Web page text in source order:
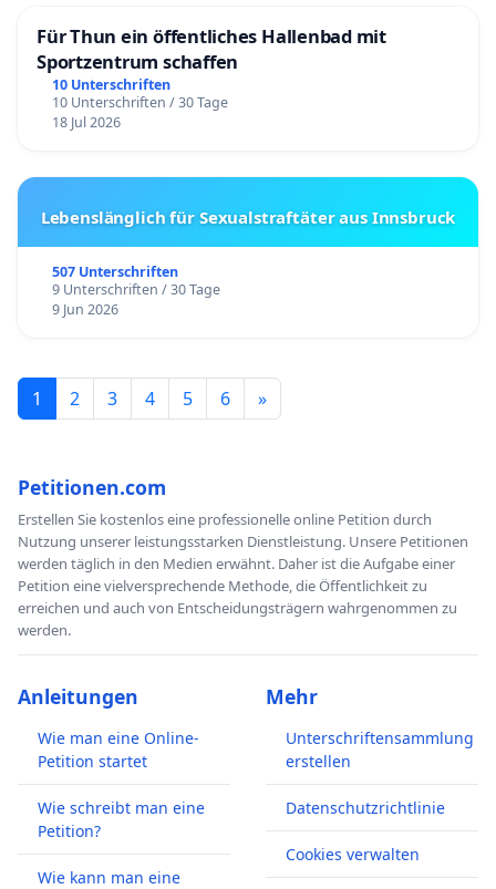
Für Thun ein öffentliches Hallenbad mit
Sportzentrum schaffen
10 Unterschriften
10 Unterschriften / 30 Tage
18 Jul 2026
Lebenslänglich für Sexualstraftäter aus Innsbruck
507 Unterschriften
9 Unterschriften / 30 Tage
9 Jun 2026
1 2 3 4 5 6 »
Petitionen.com
Erstellen Sie kostenlos eine professionelle online Petition durch
Nutzung unserer leistungsstarken Dienstleistung. Unsere Petitionen
werden täglich in den Medien erwähnt. Daher ist die Aufgabe einer
Petition eine vielversprechende Methode, die Öffentlichkeit zu
erreichen und auch von Entscheidungsträgern wahrgenommen zu
werden.
Anleitungen
Wie man eine Online-
Petition startet
Wie schreibt man eine
Petition?
Wie kann man eine
Mehr
Unterschriftensammlung
erstellen
Datenschutzrichtlinie
Cookies verwalten